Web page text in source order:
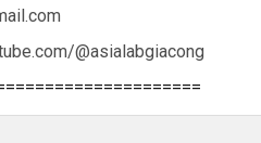
@asialabgiacong